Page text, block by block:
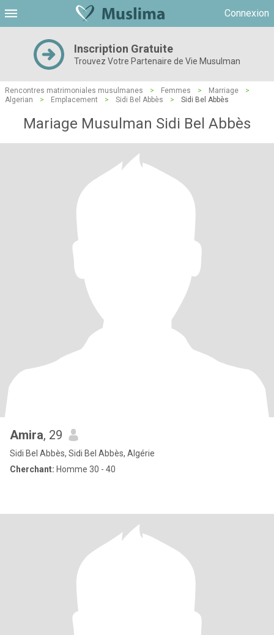
Connexion
Inscription Gratuite
Trouvez Votre Partenaire de Vie Musulman
Rencontres matrimoniales musulmanes > Femmes > Marriage
>
Algerian
> Emplacement > Sidi Bel Abbès > Sidi Bel Abbès
Mariage Musulman Sidi Bel Abbès
Amira, 29
Sidi Bel Abbès, Sidi Bel Abbès, Algérie
Cherchant: Homme 30 - 40